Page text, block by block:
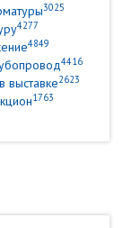
3025
4277
4849
4416
выставке2623
1763